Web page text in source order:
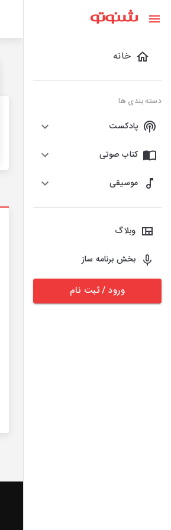
خانه
دسته بندی ها
پادکست
کتاب صوتی
موسیقی
وبلاگ
بخش برنامه ساز
ورود / ثبت نام